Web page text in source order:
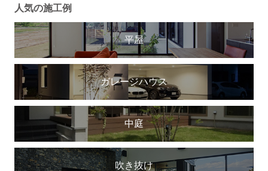
人気の施工例
平屋
ガレージハウス
中庭
吹き抜け